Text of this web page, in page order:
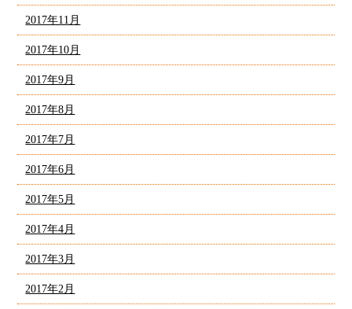
2017年11月
2017年10月
2017年9月
2017年8月
2017年7月
2017年6月
2017年5月
2017年4月
2017年3月
2017年2月